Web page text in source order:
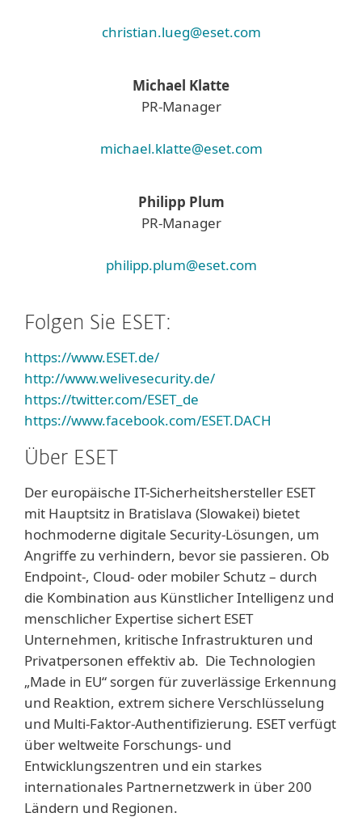
christian.lueg@eset.com
Michael Klatte
PR-Manager
michael.klatte@eset.com
Philipp Plum
PR-Manager
philipp.plum@eset.com
Folgen Sie ESET:
https://www.ESET.de/
http://www.welivesecurity.de/
https://twitter.com/ESET_de
https://www.facebook.com/ESET.DACH
Über ESET
Der europäische IT-Sicherheitshersteller ESET
mit Hauptsitz in Bratislava (Slowakei) bietet
hochmoderne digitale Security-Lösungen, um
Angriffe zu verhindern, bevor sie passieren. Ob
Endpoint-, Cloud- oder mobiler Schutz – durch
die Kombination aus Künstlicher Intelligenz und
menschlicher Expertise sichert ESET
Unternehmen, kritische Infrastrukturen und
Privatpersonen effektiv ab. Die Technologien
„Made in EU“ sorgen für zuverlässige Erkennung
und Reaktion, extrem sichere Verschlüsselung
und Multi-Faktor-Authentifizierung. ESET verfügt
über weltweite Forschungs- und
Entwicklungszentren und ein starkes
internationales Partnernetzwerk in über 200
Ländern und Regionen.